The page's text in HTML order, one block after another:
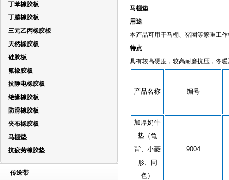
丁苯橡胶板
丁腈橡胶板
三元乙丙橡胶板
天然橡胶板
硅胶板
氟橡胶板
抗静电橡胶板
绝缘橡胶板
防滑橡胶板
夹布橡胶板
马棚垫
抗疲劳橡胶垫
传送带
马棚垫
用途
本产品可用于马棚、猪圈等繁重工
特点
具有较高硬度，较高耐磨抗压，冬
产品名称 编号
加厚奶牛
垫（龟
背、小菱
形、同
色）
9004